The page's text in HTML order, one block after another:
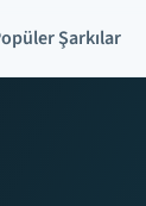
Şarkılar